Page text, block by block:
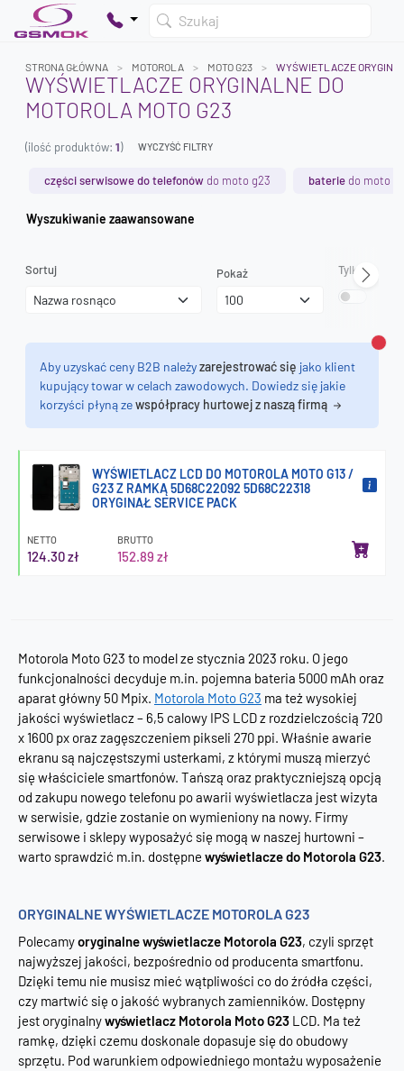
Szukaj
Dodaj produkty, aby kontynuować.
STRONA GŁÓWNA MOTOROLA MOTO G23 WYŚWIETLACZE
WYŚWIETLACZE ORYGINALNE DO
MOTOROLA MOTO G23
(ilość produktów: 1) WYCZYŚĆ FILTRY
części serwisowe do telefonów do moto g23 baterie do moto
Wyszukiwanie zaawansowane
Sortuj Pokaż Tylko
Aby uzyskać ceny B2B należyzarejestrować się jako klient
kupujący towar w celach zawodowych. Dowiedz się jakie
korzyści płyną zewspółpracy hurtowej z naszą firmą
WYŚWIETLACZ LCD DO MOTOROLA MOTO G13 /
G23 Z RAMKĄ 5D68C22092 5D68C22318
ORYGINAŁ SERVICE PACK
NETTO
124.30 zł
BRUTTO
152.89 zł
Motorola Moto G23 to model ze stycznia 2023 roku. O jego
funkcjonalności decyduje m.in. pojemna bateria 5000 mAh oraz
aparat główny 50 Mpix. Motorola Moto G23 ma też wysokiej
jakości wyświetlacz – 6,5 calowy IPS LCD z rozdzielczością 720
x 1600 px oraz zagęszczeniem pikseli 270 ppi. Właśnie awarie
ekranu są najczęstszymi usterkami, z którymi muszą mierzyć
się właściciele smartfonów. Tańszą oraz praktyczniejszą opcją
od zakupu nowego telefonu po awarii wyświetlacza jest wizyta
w serwisie, gdzie zostanie on wymieniony na nowy. Firmy
serwisowe i sklepy wyposażyć się mogą w naszej hurtowni –
warto sprawdzić m.in. dostępne wyświetlacze do Motorola G23.
ORYGINALNE WYŚWIETLACZE MOTOROLA G23
Polecamyoryginalne wyświetlacze Motorola G23, czyli sprzęt
najwyższej jakości, bezpośrednio od producenta smartfonu.
Dzięki temu nie musisz mieć wątpliwości co do źródła części,
czy martwić się o jakość wybranych zamienników. Dostępny
jest oryginalnywyświetlacz Motorola Moto G23 LCD. Ma też
ramkę, dzięki czemu doskonale dopasuje się do obudowy
sprzętu. Pod warunkiem odpowiedniego montażu wyposażenie